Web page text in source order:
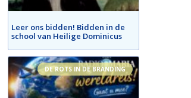
Leer ons bidden! Bidden in de
school van Heilige Dominicus
DE ROTS IN DE BRANDING